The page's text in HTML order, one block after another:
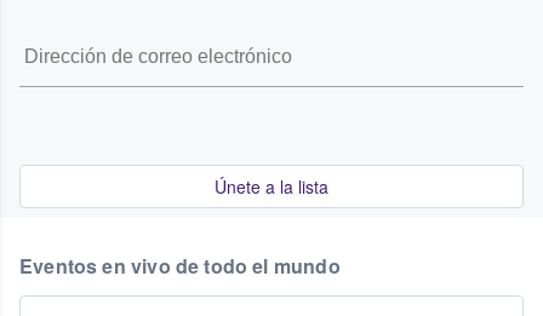
Únete a la lista
Eventos en vivo de todo el mundo